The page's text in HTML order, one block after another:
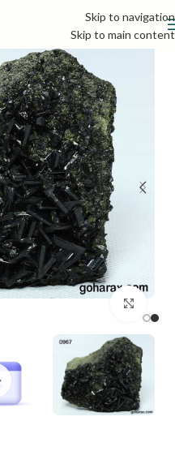
Skip to navigation
Skip to main content